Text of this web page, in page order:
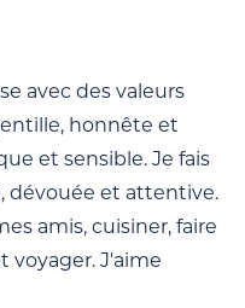
avec des valeurs
honnête et
et sensible. Je fais
dévouée et attentive.
amis, cuisiner, faire
voyager. J'aime